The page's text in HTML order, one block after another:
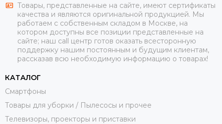
Товары, представленные на сайте, имеют сертификаты
качества и являются оригинальной продукцией. Мы
работаем с собственным складом в Москве, на
котором доступны все позиции представленные на
сайте; наш call центр готов оказать всесторонную
поддержку нашим постоянным и будущим клиентам,
рассказав всю необходимую информацию о товарах!
КАТАЛОГ
Смартфоны
Товары для уборки / Пылесосы и прочее
Телевизоры, проекторы и приставки